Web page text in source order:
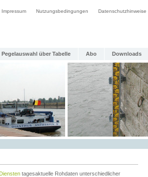
Impressum Nutzungsbedingungen Datenschutzhinweise
Pegelauswahl über Tabelle Abo Downloads
Diensten tagesaktuelle Rohdaten unterschiedlicher